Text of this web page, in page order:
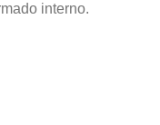
interno.